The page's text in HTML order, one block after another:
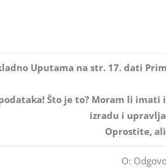
Uputama na str. 17. dati
Što je to? Moram li
izradu i
Oprostite,
O: